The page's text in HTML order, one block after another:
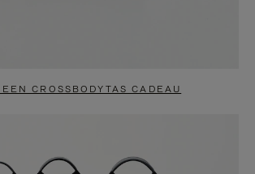
CROSSBODYTAS CADEAU